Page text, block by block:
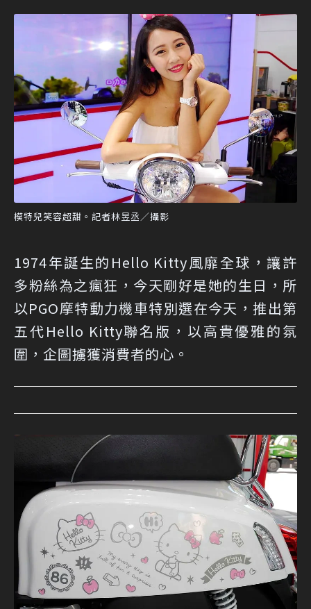
模特兒笑容超甜。記者林昱丞／攝影
1974年誕生的Hello Kitty風靡全球，讓許
多粉絲為之瘋狂，今天剛好是她的生日，所
以PGO摩特動力機車特別選在今天，推出第
五代Hello Kitty聯名版，以高貴優雅的氛
圍，企圖擄獲消費者的心。